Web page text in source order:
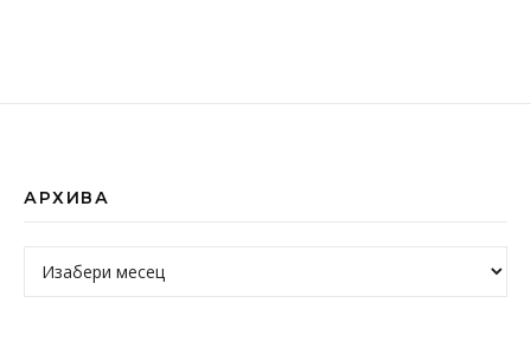
АРХИВА
Архива